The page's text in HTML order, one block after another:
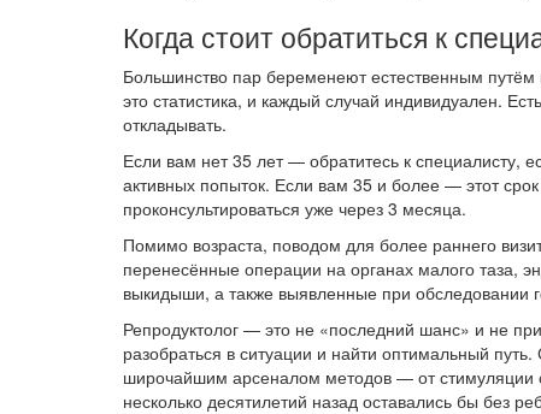
Когда стоит обратиться к
Большинство пар беременеют естественным
это статистика, и каждый случай индивидуален.
откладывать.
Если вам нет 35 лет — обратитесь к специалисту,
активных попыток. Если вам 35 и более — этот
проконсультироваться уже через 3 месяца.
Помимо возраста, поводом для более раннего
перенесённые операции на органах малого таза,
выкидыши, а также выявленные при обследовании
Репродуктолог — это не «последний шанс» и не
разобраться в ситуации и найти оптимальный
широчайшим арсеналом методов — от
несколько десятилетий назад оставались бы без